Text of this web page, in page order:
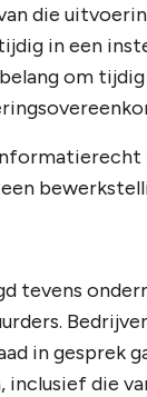
die
in een
om
tevens
in gesprek
inclusief die